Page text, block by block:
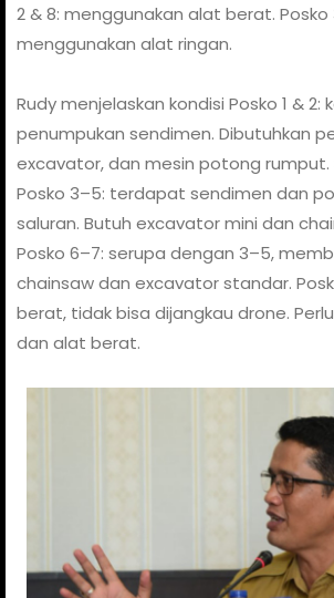
2 & 8: menggunakan alat berat. Posko
menggunakan alat ringan.
Rudy menjelaskan kondisi Posko 1 & 2:
penumpukan sendimen. Dibutuhkan
excavator, dan mesin potong rumput.
Posko 3–5: terdapat sendimen dan
saluran. Butuh excavator mini dan
Posko 6–7: serupa dengan 3–5,
chainsaw dan excavator standar.
berat, tidak bisa dijangkau drone.
dan alat berat.